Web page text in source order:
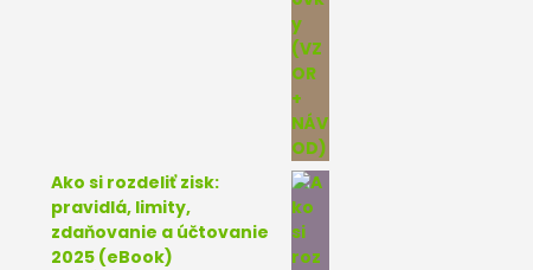
Ako si rozdeliť zisk:
pravidlá, limity,
zdaňovanie a účtovanie
2025 (eBook)